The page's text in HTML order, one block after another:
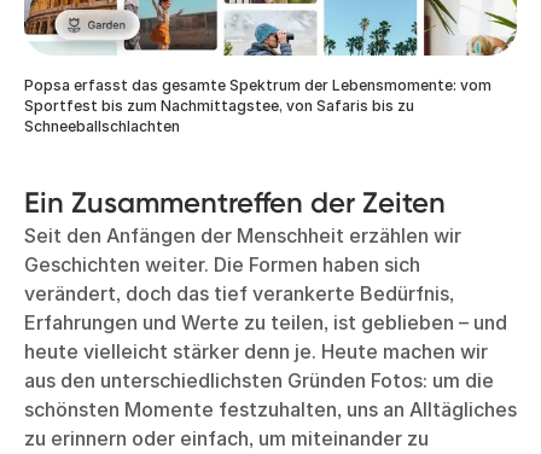
Popsa erfasst das gesamte Spektrum der Lebensmomente: vom
Sportfest bis zum Nachmittagstee, von Safaris bis zu
Schneeballschlachten
Ein Zusammentreffen der Zeiten
Seit den Anfängen der Menschheit erzählen wir
Geschichten weiter. Die Formen haben sich
verändert, doch das tief verankerte Bedürfnis,
Erfahrungen und Werte zu teilen, ist geblieben – und
heute vielleicht stärker denn je. Heute machen wir
aus den unterschiedlichsten Gründen Fotos: um die
schönsten Momente festzuhalten, uns an Alltägliches
zu erinnern oder einfach, um miteinander zu